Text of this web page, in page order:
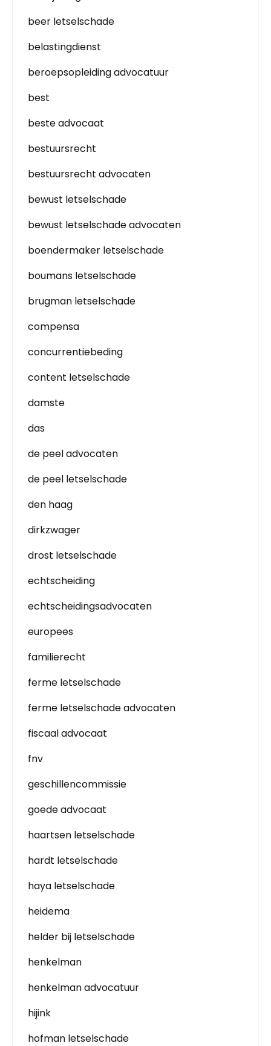
beer letselschade
belastingdienst
beroepsopleiding advocatuur
best
beste advocaat
bestuursrecht
bestuursrecht advocaten
bewust letselschade
bewust letselschade advocaten
boendermaker letselschade
boumans letselschade
brugman letselschade
compensa
concurrentiebeding
content letselschade
damste
das
de peel advocaten
de peel letselschade
den haag
dirkzwager
drost letselschade
echtscheiding
echtscheidingsadvocaten
europees
familierecht
ferme letselschade
ferme letselschade advocaten
fiscaal advocaat
fnv
geschillencommissie
goede advocaat
haartsen letselschade
hardt letselschade
haya letselschade
heidema
helder bij letselschade
henkelman
henkelman advocatuur
hijink
hofman letselschade